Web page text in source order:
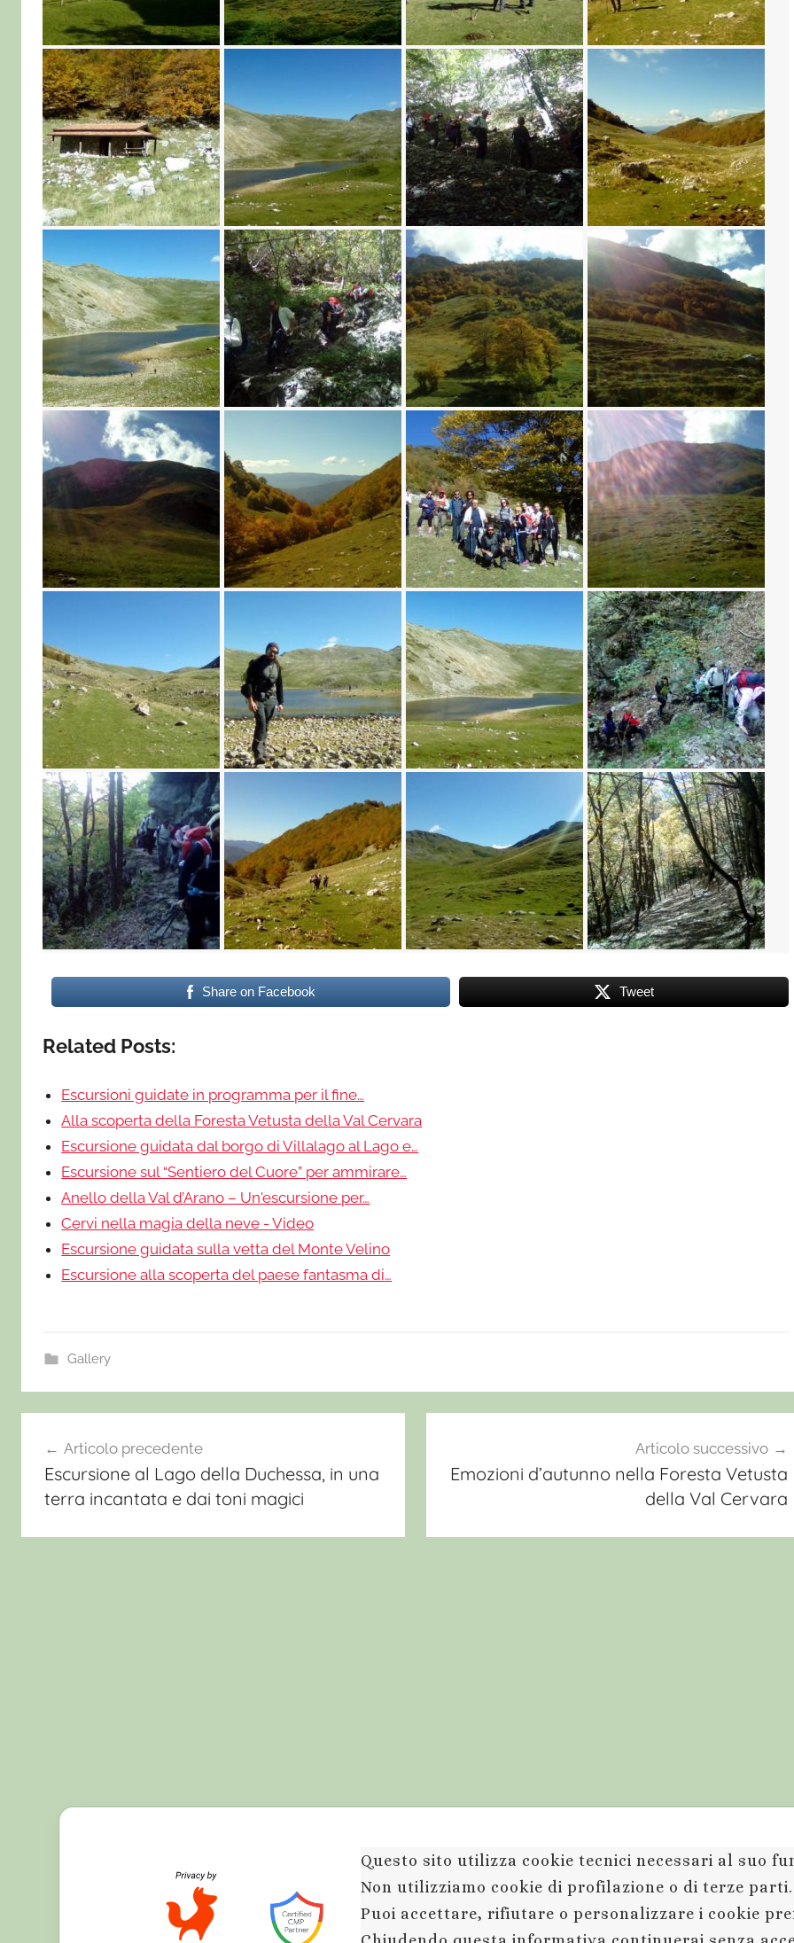
Share on Facebook Tweet
Related Posts:
Escursioni guidate in programma per il fine…
Alla scoperta della Foresta Vetusta della Val Cervara
Escursione guidata dal borgo di Villalago al Lago e…
Escursione sul “Sentiero del Cuore” per ammirare…
Anello della Val d’Arano – Un'escursione per…
Cervi nella magia della neve - Video
Escursione guidata sulla vetta del Monte Velino
Escursione alla scoperta del paese fantasma di…
Gallery
Navigazione
articoli
Articolo precedente
Escursione al Lago della Duchessa, in una
terra incantata e dai toni magici
Articolo successivo
Emozioni d’autunno nella Foresta Vetusta
della Val Cervara
Questo sito utilizza cookie tecnici necessari al suo
Non utilizziamo cookie di profilazione o di terze parti.
Puoi accettare, rifiutare o personalizzare i cookie